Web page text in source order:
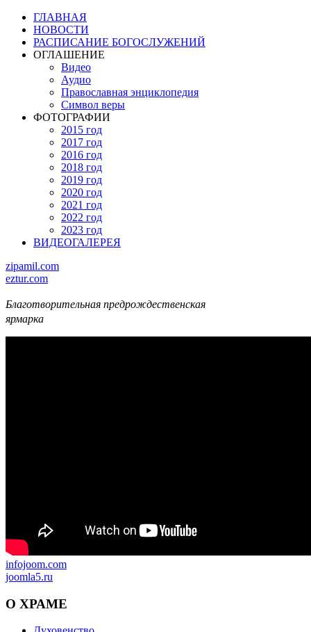
ГЛАВНАЯ
НОВОСТИ
РАСПИСАНИЕ БОГОСЛУЖЕНИЙ
ОГЛАШЕНИЕ
Видео
Аудио
Православная энциклопедия
Символ веры
ФОТОГРАФИИ
2015 год
2017 год
2016 год
2018 год
2019 год
2020 год
2021 год
2022 год
2023 год
ВИДЕОГАЛЕРЕЯ
zipamil.com
eztur.com
Благотворительная предрождественская
ярмарка
infojoom.com
joomla5.ru
О ХРАМЕ